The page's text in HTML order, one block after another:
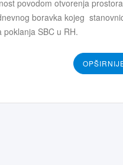
povodom otvorenja prostora
boravka kojeg
poklanja SBC u RH.